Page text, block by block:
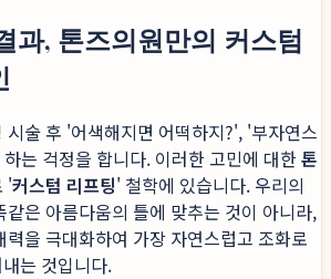
과, 톤즈의원만의 커스텀
시술 후 '어색해지면 어떡하지?', '부자연스
는 걱정을 합니다. 이러한 고민에 대한톤
'커스텀 리프팅' 철학에 있습니다. 우리의
같은 아름다움의 틀에 맞추는 것이 아니라,
을 극대화하여 가장 자연스럽고 조화로
는 것입니다.